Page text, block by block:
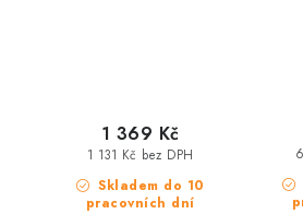
Skladem do 10
pracovních dní
1 131 Kč bez DPH
1 369 Kč